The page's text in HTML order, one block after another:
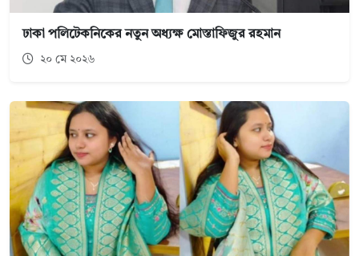
ঢাকা পলিটেকনিকের নতুন অধ্যক্ষ মোস্তাফিজুর রহমান
২০ মে ২০২৬